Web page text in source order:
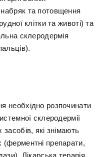
та потовщення
клітки та животі) та
склеродермія
необхідно розпочинати
склеродермії
які знімають
(ферментні препарати,
Лікарська терапія